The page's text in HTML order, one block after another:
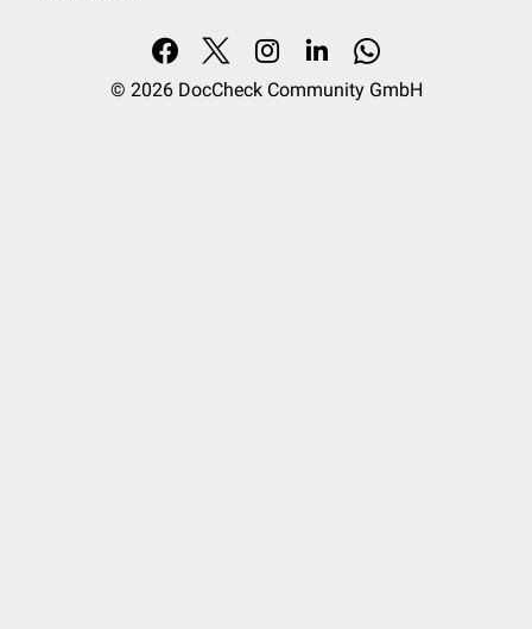
© 2026 DocCheck Community GmbH